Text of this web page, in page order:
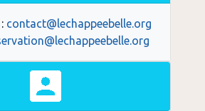
contact@lechappeebelle.org